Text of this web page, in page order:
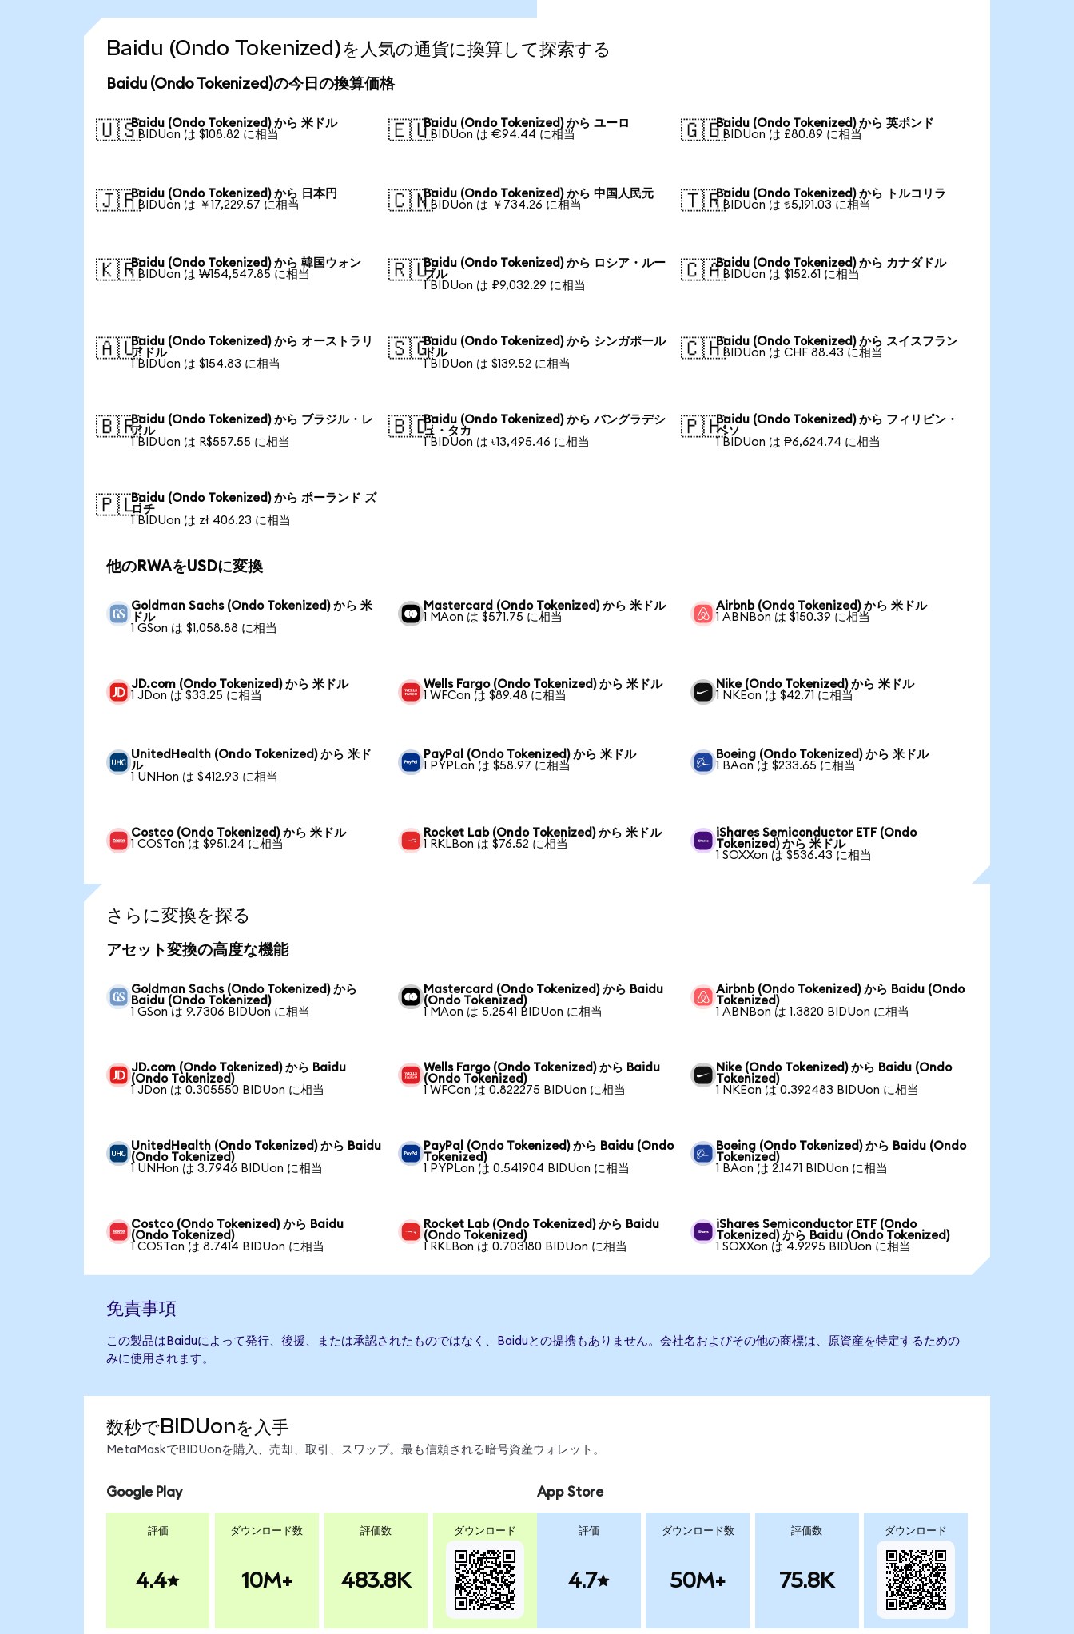
Baidu (Ondo Tokenized)を人気の通貨に換算して探索する
Baidu (Ondo Tokenized)の今日の換算価格
🇺🇸Baidu (Ondo Tokenized) から 米ドル
1 BIDUon は $108.82 に相当
🇪🇺Baidu (Ondo Tokenized) から ユーロ
1 BIDUon は €94.44 に相当
🇬🇧Baidu (Ondo Tokenized) から 英ポンド
1 BIDUon は £80.89 に相当
🇯🇵Baidu (Ondo Tokenized) から 日本円
1 BIDUon は ￥17,229.57 に相当
🇨🇳Baidu (Ondo Tokenized) から 中国人民元
1 BIDUon は ￥734.26 に相当
🇹🇷Baidu (Ondo Tokenized) から トルコリラ
1 BIDUon は ₺5,191.03 に相当
🇰🇷Baidu (Ondo Tokenized) から 韓国ウォン
1 BIDUon は ₩154,547.85 に相当
🇷🇺Baidu (Ondo Tokenized) から ロシア・ルー
ブル
1 BIDUon は ₽9,032.29 に相当
🇨🇦Baidu (Ondo Tokenized) から カナダドル
1 BIDUon は $152.61 に相当
🇦🇺Baidu (Ondo Tokenized) から オーストラリ
アドル
1 BIDUon は $154.83 に相当
🇸🇬Baidu (Ondo Tokenized) から シンガポール
ドル
1 BIDUon は $139.52 に相当
🇨🇭Baidu (Ondo Tokenized) から スイスフラン
1 BIDUon は CHF 88.43 に相当
🇧🇷Baidu (Ondo Tokenized) から ブラジル・レ
アル
1 BIDUon は R$557.55 に相当
🇧🇩Baidu (Ondo Tokenized) から バングラデシ
ュ・タカ
1 BIDUon は ৳13,495.46 に相当
🇵🇭Baidu (Ondo Tokenized) から フィリピン・
ペソ
1 BIDUon は ₱6,624.74 に相当
🇵🇱Baidu (Ondo Tokenized) から ポーランド ズ
ロチ
1 BIDUon は zł 406.23 に相当
他のRWAをUSDに変換
Goldman Sachs (Ondo Tokenized) から 米
ドル
1 GSon は $1,058.88 に相当
Mastercard (Ondo Tokenized) から 米ドル
1 MAon は $571.75 に相当
Airbnb (Ondo Tokenized) から 米ドル
1 ABNBon は $150.39 に相当
JD.com (Ondo Tokenized) から 米ドル
1 JDon は $33.25 に相当
Wells Fargo (Ondo Tokenized) から 米ドル
1 WFCon は $89.48 に相当
Nike (Ondo Tokenized) から 米ドル
1 NKEon は $42.71 に相当
UnitedHealth (Ondo Tokenized) から 米ド
ル
1 UNHon は $412.93 に相当
PayPal (Ondo Tokenized) から 米ドル
1 PYPLon は $58.97 に相当
Boeing (Ondo Tokenized) から 米ドル
1 BAon は $233.65 に相当
Costco (Ondo Tokenized) から 米ドル
1 COSTon は $951.24 に相当
Rocket Lab (Ondo Tokenized) から 米ドル
1 RKLBon は $76.52 に相当
iShares Semiconductor ETF (Ondo
Tokenized) から 米ドル
1 SOXXon は $536.43 に相当
さらに変換を探る
アセット変換の高度な機能
Goldman Sachs (Ondo Tokenized) から
Baidu (Ondo Tokenized)
1 GSon は 9.7306 BIDUon に相当
Mastercard (Ondo Tokenized) から Baidu
(Ondo Tokenized)
1 MAon は 5.2541 BIDUon に相当
Airbnb (Ondo Tokenized) から Baidu (Ondo
Tokenized)
1 ABNBon は 1.3820 BIDUon に相当
JD.com (Ondo Tokenized) から Baidu
(Ondo Tokenized)
1 JDon は 0.305550 BIDUon に相当
Wells Fargo (Ondo Tokenized) から Baidu
(Ondo Tokenized)
1 WFCon は 0.822275 BIDUon に相当
Nike (Ondo Tokenized) から Baidu (Ondo
Tokenized)
1 NKEon は 0.392483 BIDUon に相当
UnitedHealth (Ondo Tokenized) から Baidu
(Ondo Tokenized)
1 UNHon は 3.7946 BIDUon に相当
PayPal (Ondo Tokenized) から Baidu (Ondo
Tokenized)
1 PYPLon は 0.541904 BIDUon に相当
Boeing (Ondo Tokenized) から Baidu (Ondo
Tokenized)
1 BAon は 2.1471 BIDUon に相当
Costco (Ondo Tokenized) から Baidu
(Ondo Tokenized)
1 COSTon は 8.7414 BIDUon に相当
Rocket Lab (Ondo Tokenized) から Baidu
(Ondo Tokenized)
1 RKLBon は 0.703180 BIDUon に相当
iShares Semiconductor ETF (Ondo
Tokenized) から Baidu (Ondo Tokenized)
1 SOXXon は 4.9295 BIDUon に相当
免責事項
この製品はBaiduによって発行、後援、または承認されたものではなく、Baiduとの提携もありません。会社名およびその他の商標は、原資産を特定するための
みに使用されます。
数秒でBIDUonを入手
MetaMaskでBIDUonを購入、売却、取引、スワップ。最も信頼される暗号資産ウォレット。
Google Play
評価
4.4
ダウンロード数
10M+
評価数
483.8K
ダウンロード
App Store
評価
4.7
ダウンロード数
50M+
評価数
75.8K
ダウンロード